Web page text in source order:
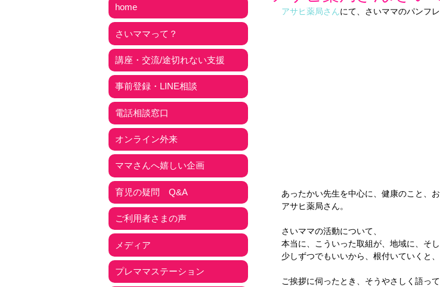
アサヒ薬局さんにて、さいママのパンフ
あったかい先生を中心に、健康のこと、
アサヒ薬局さん。
さいママの活動について、
本当に、こういった取組が、地域に、そし
少しずつでもいいから、根付いていくと、
ご挨拶に伺ったとき、そうやさしく語っ
home
さいママって？
講座・交流/途切れない支援
事前登録・LINE相談
電話相談窓口
オンライン外来
ママさんへ嬉しい企画
育児の疑問 Q&A
ご利用者さまの声
メディア
プレママステーション